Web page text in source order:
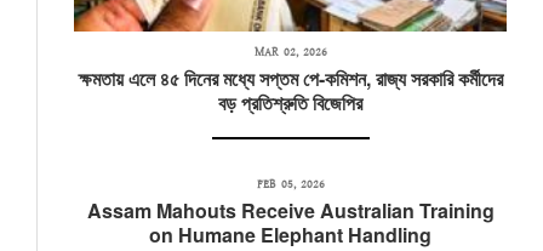
MAR 02, 2026
ক্ষমতায় এলে ৪৫ দিনের মধ্যে সপ্তম পে-কমিশন, রাজ্য সরকারি কর্মীদের
বড় প্রতিশ্রুতি বিজেপির
FEB 05, 2026
Assam Mahouts Receive Australian Training
on Humane Elephant Handling